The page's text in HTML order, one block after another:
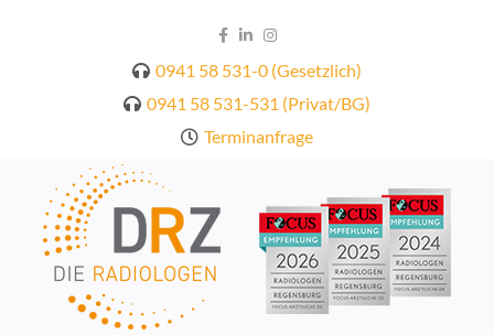
0941 58 531-0 (Gesetzlich)
0941 58 531-531 (Privat/BG)
Terminanfrage